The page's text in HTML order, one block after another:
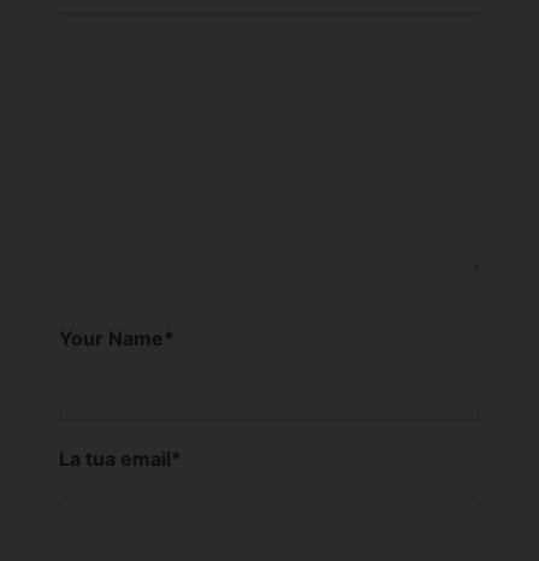
Your Name*
La tua email*